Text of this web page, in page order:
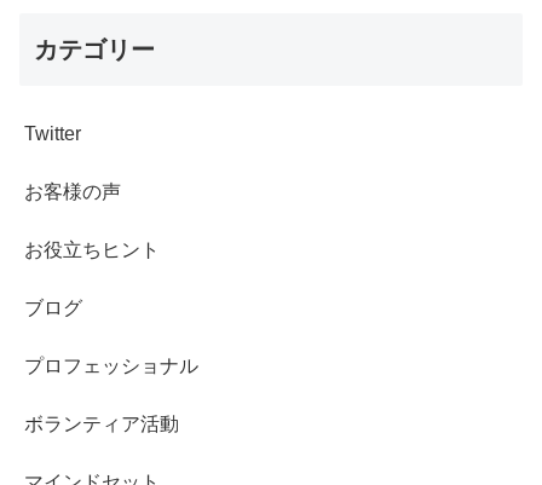
カテゴリー
Twitter
お客様の声
お役立ちヒント
ブログ
プロフェッショナル
ボランティア活動